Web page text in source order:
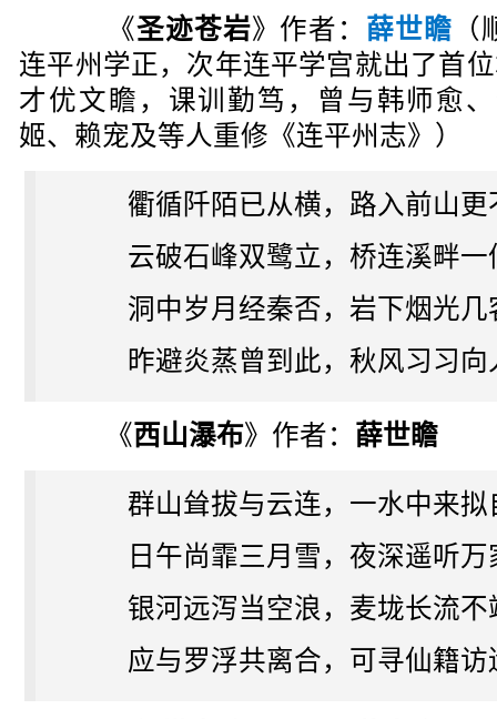
《圣迹苍岩》作者： 薛世瞻
连平州学正，次年连平学宫就出了首
才优文瞻，课训勤笃，曾与韩师愈
姬、赖宠及等人重修《连平州志》）
衢循阡陌已从横，路入前山更
云破石峰双鹭立，桥连溪畔一
洞中岁月经秦否，岩下烟光几
昨避炎蒸曾到此，秋风习习向
《西山瀑布》作者： 薛世瞻
群山耸拔与云连，一水中来拟
日午尚霏三月雪，夜深遥听万
银河远泻当空浪，麦垅长流不
应与罗浮共离合，可寻仙籍访